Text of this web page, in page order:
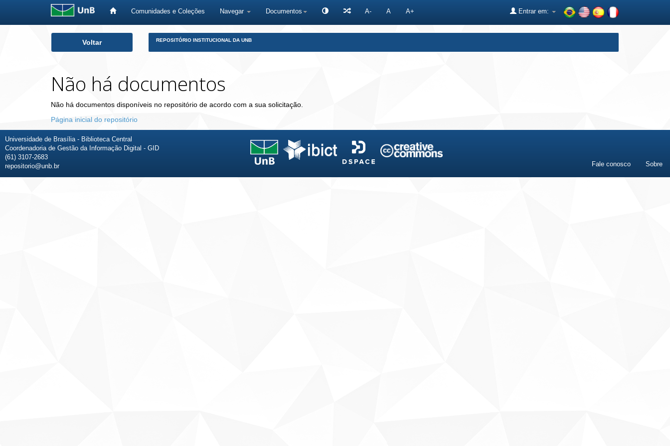
Comunidades e Coleções Navegar Documentos A- A A+ Entrar em:
Voltar REPOSITÓRIO INSTITUCIONAL DA UNB
Não há documentos
Não há documentos disponíveis no repositório de acordo com a sua solicitação.
Página inicial do repositório
Universidade de Brasília - Biblioteca Central
Coordenadoria de Gestão da Informação Digital - GID
(61) 3107-2683
repositorio@unb.br
Fale conosco Sobre